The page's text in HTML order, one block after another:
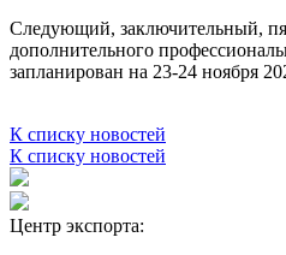
Следующий, заключительный,
дополнительного
запланирован на 23-24 ноября
К списку новостей
К списку новостей
Центр экспорта: